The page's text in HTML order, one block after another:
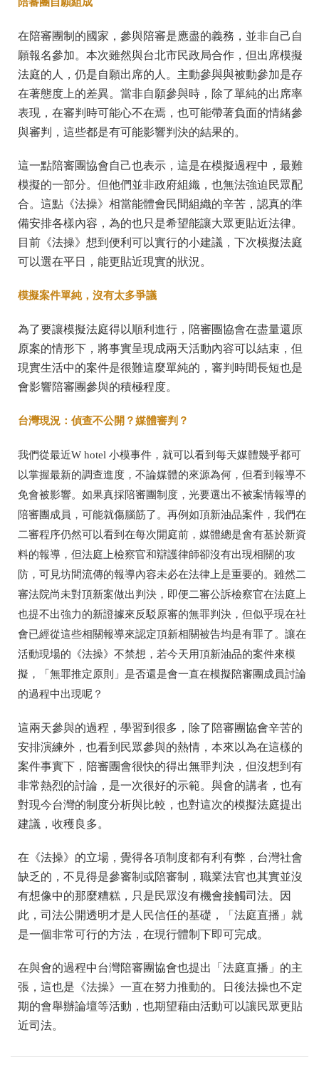
在陪審團制的國家，參與陪審是應盡的義務，並非自己自
願報名參加。本次雖然與台北市民政局合作，但出席模擬
法庭的人，仍是自願出席的人。主動參與與被動參加是存
在著態度上的差異。當非自願參與時，除了單純的出席率
表現，在審判時可能心不在焉，也可能帶著負面的情緒參
與審判，這些都是有可能影響判決的結果的。
這一點陪審團協會自己也表示，這是在模擬過程中，最難
模擬的一部分。但他們並非政府組織，也無法強迫民眾配
合。這點《法操》相當能體會民間組織的辛苦，認真的準
備安排各樣內容，為的也只是希望能讓大眾更貼近法律。
目前《法操》想到便利可以實行的小建議，下次模擬法庭
可以選在平日，能更貼近現實的狀況。
模擬案件單純，沒有太多爭議
為了要讓模擬法庭得以順利進行，陪審團協會在盡量還原
原案的情形下，將事實呈現成兩天活動內容可以結束，但
現實生活中的案件是很難這麼單純的，審判時間長短也是
會影響陪審團參與的積極程度。
台灣現況：偵查不公開？媒體審判？
我們從最近W hotel 小模事件，就可以看到每天媒體幾乎都可
以掌握最新的調查進度，不論媒體的來源為何，但看到報導不
免會被影響。如果真採陪審團制度，光要選出不被案情報導的
陪審團成員，可能就傷腦筋了。再例如頂新油品案件，我們在
二審程序仍然可以看到在每次開庭前，媒體總是會有基於新資
料的報導，但法庭上檢察官和辯護律師卻沒有出現相關的攻
防，可見坊間流傳的報導內容未必在法律上是重要的。雖然二
審法院尚未對頂新案做出判決，即便二審公訴檢察官在法庭上
也提不出強力的新證據來反駁原審的無罪判決，但似乎現在社
會已經從這些相關報導來認定頂新相關被告均是有罪了。讓在
活動現場的《法操》不禁想，若今天用頂新油品的案件來模
擬，「無罪推定原則」是否還是會一直在模擬陪審團成員討論
的過程中出現呢？
這兩天參與的過程，學習到很多，除了陪審團協會辛苦的
安排演練外，也看到民眾參與的熱情，本來以為在這樣的
案件事實下，陪審團會很快的得出無罪判決，但沒想到有
非常熱烈的討論，是一次很好的示範。與會的講者，也有
對現今台灣的制度分析與比較，也對這次的模擬法庭提出
建議，收穫良多。
在《法操》的立場，覺得各項制度都有利有弊，台灣社會
缺乏的，不見得是參審制或陪審制，職業法官也其實並沒
有想像中的那麼糟糕，只是民眾沒有機會接觸司法。因
此，司法公開透明才是人民信任的基礎，「法庭直播」就
是一個非常可行的方法，在現行體制下即可完成。
在與會的過程中台灣陪審團協會也提出「法庭直播」的主
張，這也是《法操》一直在努力推動的。日後法操也不定
期的會舉辦論壇等活動，也期望藉由活動可以讓民眾更貼
近司法。